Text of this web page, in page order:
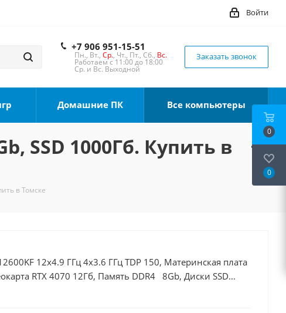
Войти
+7 906 951-15-51
Пн., Вт., Ср., Чт., Пт., Сб., Вс.
Работаем с 11:00 до 18:00
Ср. и Вс. Выходной
Заказать звонок
Домашние ПК Все компьютеры
SSD 1000Гб. Купить в
в Томске
12x4.9 ГГц 4x3.6 ГГц TDP 150, Материнская плата
RTX 4070 12Гб, Память DDR4 8Gb, Диски SSD
0
0